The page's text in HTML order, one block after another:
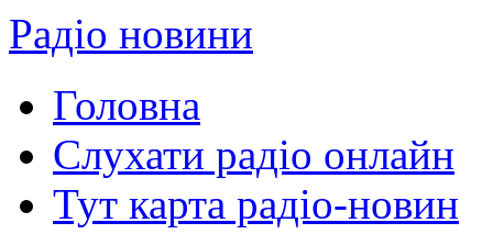
Радіо новини
Головна
Слухати радіо онлайн
Тут карта радіо-новин